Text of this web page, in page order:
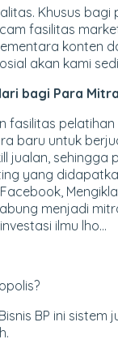
Khusus bagi
fasilitas
konten
akan kami
bagi Para
fasilitas
baru untuk
jualan, sehingga
yang
menjadi
ilmu lho…
BP ini sistem